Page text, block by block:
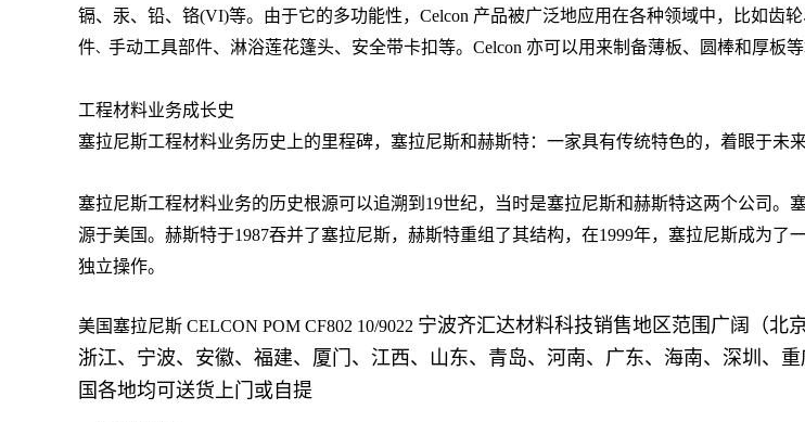
镉、汞、铅、铬(VI)等。由于它的多功能性，Celcon 产品被广泛地应用在各种领域中，比如齿
件、 手动工具部件、淋浴莲花篷头、安全带卡扣等。Celcon 亦可以用来制备薄板、圆棒和厚板
工程材料业务成长史
塞拉尼斯工程材料业务历史上的里程碑，塞拉尼斯和赫斯特：一家具有传统特色的，着眼于未
塞拉尼斯工程材料业务的历史根源可以追溯到19世纪，当时是塞拉尼斯和赫斯特这两个公司
源于美国。赫斯特于1987吞并了塞拉尼斯，赫斯特重组了其结构，在1999年，塞拉尼斯成为
独立操作。
美国塞拉尼斯 CELCON POM CF802 10/9022 宁波齐汇达材料科技销售地区范围广阔（北
浙江、宁波、安徽、福建、厦门、江西、山东、青岛、河南、广东、海南、深圳、
国各地均可送货上门或自提